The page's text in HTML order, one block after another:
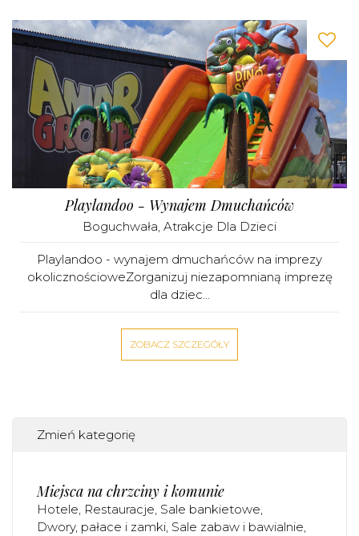
Playlandoo - Wynajem Dmuchańców
Boguchwała, Atrakcje Dla Dzieci
Playlandoo - wynajem dmuchańców na imprezy
okolicznościoweZorganizuj niezapomnianą imprezę
dla dziec...
ZOBACZ SZCZEGÓŁY
Zmień kategorię
Miejsca na chrzciny i komunie
Hotele Restauracje Sale bankietowe
Dwory, pałace i zamki Sale zabaw i bawialnie